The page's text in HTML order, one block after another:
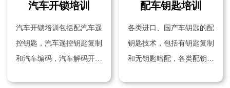
汽车开锁培训
汽车开锁培训包括配汽车遥
控钥匙，汽车遥控钥匙复制
和汽车编码，汽车解码开锁
配车钥匙培训
各类进口、国产车钥匙的配
钥匙技术，包括有钥匙复制
和无钥匙暗配，各类配钥匙